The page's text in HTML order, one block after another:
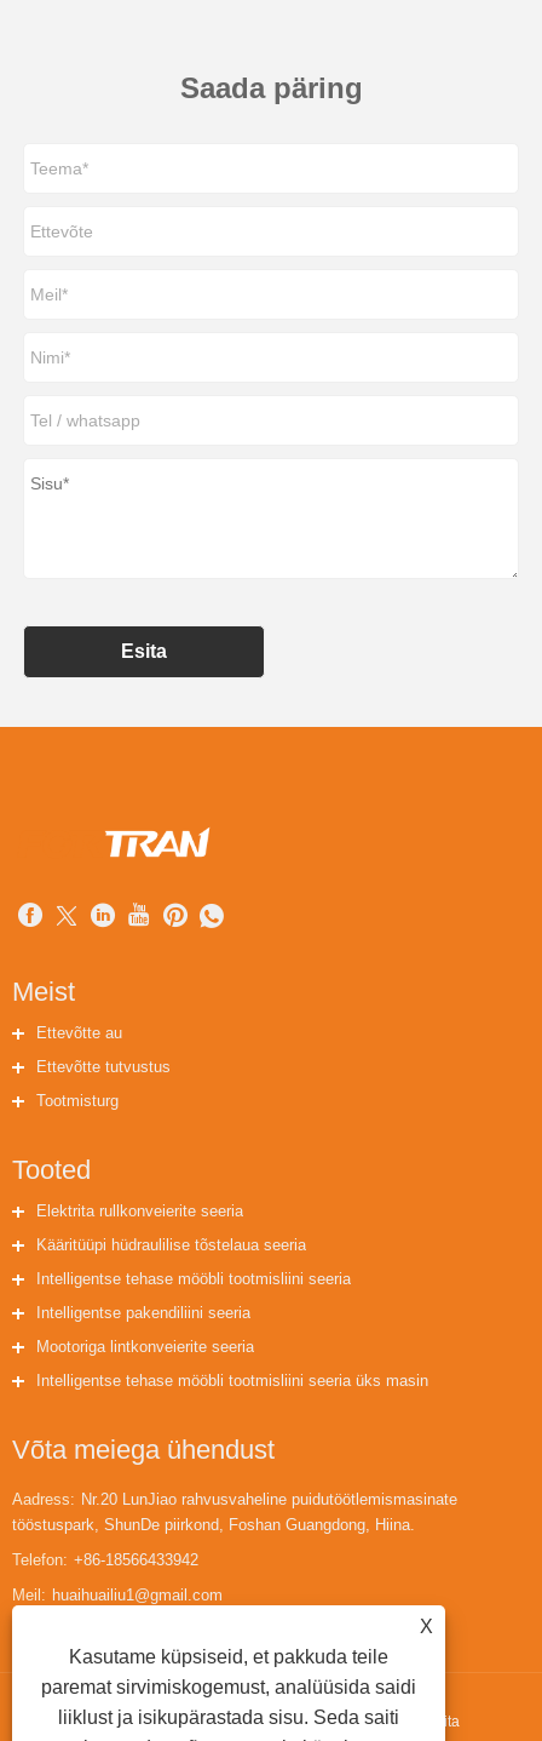
Saada päring
Esita
Meist
Ettevõtte au
Ettevõtte tutvustus
Tootmisturg
Tooted
Elektrita rullkonveierite seeria
Kääritüüpi hüdraulilise tõstelaua seeria
Intelligentse tehase mööbli tootmisliini seeria
Intelligentse pakendiliini seeria
Mootoriga lintkonveierite seeria
Intelligentse tehase mööbli tootmisliini seeria üks masin
Võta meiega ühendust
Aadress: Nr.20 LunJiao rahvusvaheline puidutöötlemismasinate
tööstuspark, ShunDe piirkond, Foshan Guangdong, Hiina.
Telefon: +86-18566433942
Meil: huaihuailiu1@gmail.com
Autoriõigus © 2022 Guangdong Fortran Machinery Co.,ltd. - Elektrita
X
Kasutame küpsiseid, et pakkuda teile
paremat sirvimiskogemust, analüüsida saidi
liiklust ja isikupärastada sisu. Seda saiti